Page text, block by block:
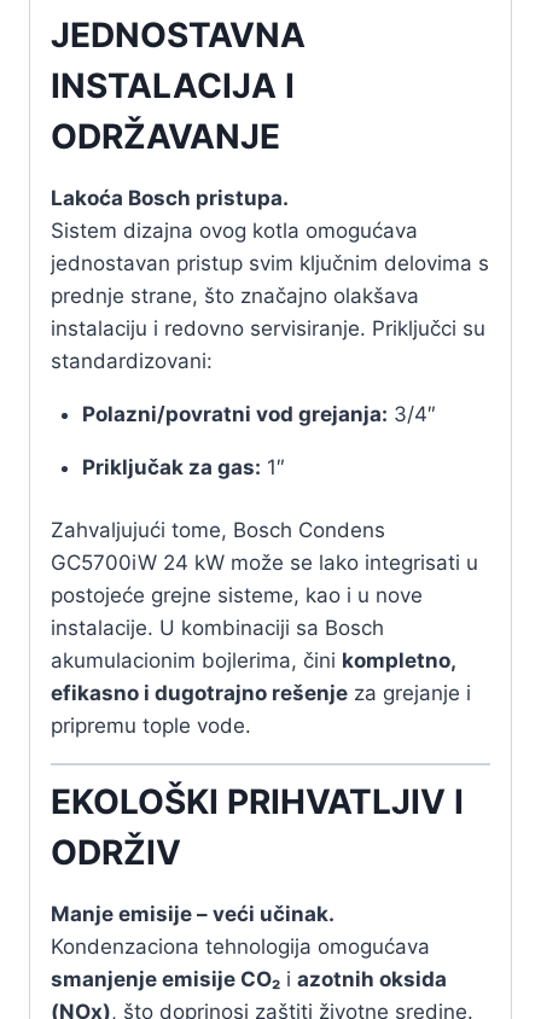
JEDNOSTAVNA
INSTALACIJA I
ODRŽAVANJE
Lakoća Bosch pristupa.
Sistem dizajna ovog kotla omogućava
jednostavan pristup svim ključnim delovima s
prednje strane, što značajno olakšava
instalaciju i redovno servisiranje. Priključci su
standardizovani:
Polazni/povratni vod grejanja: 3/4″
Priključak za gas: 1″
Zahvaljujući tome, Bosch Condens
GC5700iW 24 kW može se lako integrisati u
postojeće grejne sisteme, kao i u nove
instalacije. U kombinaciji sa Bosch
akumulacionim bojlerima, čini kompletno,
efikasno i dugotrajno rešenje za grejanje i
pripremu tople vode.
EKOLOŠKI PRIHVATLJIV I
ODRŽIV
Manje emisije – veći učinak.
Kondenzaciona tehnologija omogućava
smanjenje emisije CO₂ i azotnih oksida
(NOx), što doprinosi zaštiti životne sredine.